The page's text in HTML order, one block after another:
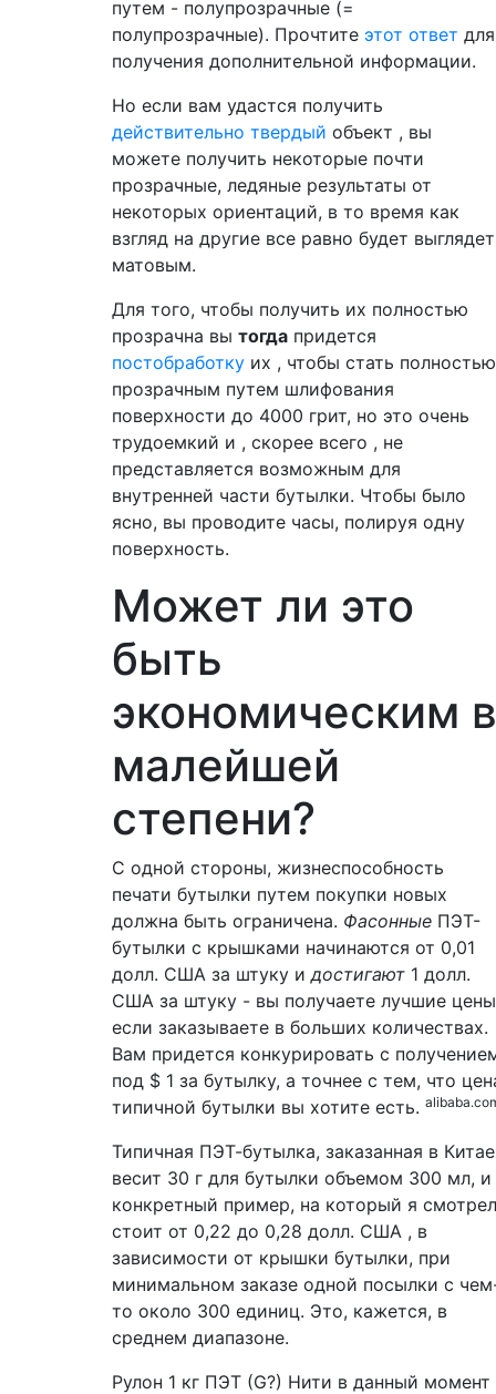
путем - полупрозрачные (=
полупрозрачные). Прочтите этот ответ для
получения дополнительной информации.
Но если вам удастся получить
действительно твердый объект , вы
можете получить некоторые почти
прозрачные, ледяные результаты от
некоторых ориентаций, в то время как
взгляд на другие все равно будет
матовым.
Для того, чтобы получить их полностью
прозрачна вы тогда придется
постобработку их , чтобы стать полностью
прозрачным путем шлифования
поверхности до 4000 грит, но это очень
трудоемкий и , скорее всего , не
представляется возможным для
внутренней части бутылки. Чтобы было
ясно, вы проводите часы, полируя одну
поверхность.
Может ли это
быть
экономическим в
малейшей
степени?
С одной стороны, жизнеспособность
печати бутылки путем покупки новых
должна быть ограничена. Фасонные ПЭТ-
бутылки с крышками начинаются от 0,01
долл. США за штуку и достигают 1 долл.
США за штуку - вы получаете лучшие
если заказываете в больших количествах.
Вам придется конкурировать с
под $ 1 за бутылку, а точнее с тем, что
типичной бутылки вы хотите есть.
Типичная ПЭТ-бутылка, заказанная в
весит 30 г для бутылки объемом 300 мл, и
конкретный пример, на который я
стоит от 0,22 до 0,28 долл. США , в
зависимости от крышки бутылки, при
минимальном заказе одной посылки с
то около 300 единиц. Это, кажется, в
среднем диапазоне.
Рулон 1 кг ПЭТ (G?) Нити в данный момент